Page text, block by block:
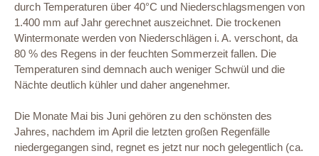
durch Temperaturen über 40°C und Niederschlagsmengen von
1.400 mm auf Jahr gerechnet auszeichnet. Die trockenen
Wintermonate werden von Niederschlägen i. A. verschont, da
80 % des Regens in der feuchten Sommerzeit fallen. Die
Temperaturen sind demnach auch weniger Schwül und die
Nächte deutlich kühler und daher angenehmer.
Die Monate Mai bis Juni gehören zu den schönsten des
Jahres, nachdem im April die letzten großen Regenfälle
niedergegangen sind, regnet es jetzt nur noch gelegentlich (ca.